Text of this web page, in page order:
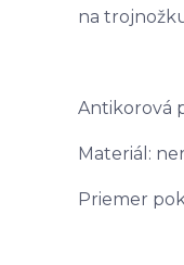
na
Antikorová
Materiál:
Priemer